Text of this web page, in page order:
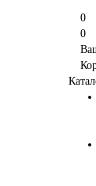
0
0